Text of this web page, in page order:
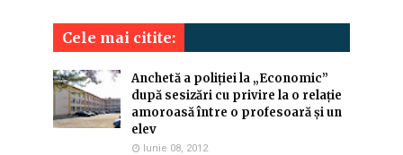
Cele mai citite:
Anchetă a poliției la „Economic”
după sesizări cu privire la o relație
amoroasă între o profesoară și un
elev
Iunie 08, 2012